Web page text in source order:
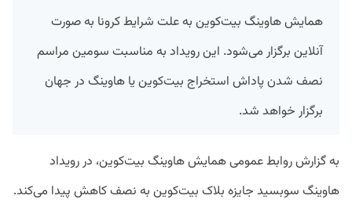
همایش هاوینگ بیت‌کوین به علت شرایط کرونا به صورت
آنلاین برگزار می‌شود. این رویداد به مناسبت سومین مراسم
نصف شدن پاداش استخراج بیت‌کوین یا هاوینگ در جهان
برگزار خواهد شد.
به گزارش روابط عمومی همایش هاوینگ بیت‌کوین، در رویداد
هاوینگ سوبسید جایزه‌‌ بلاک بیت‌کوین به نصف کاهش پیدا می‌کند.